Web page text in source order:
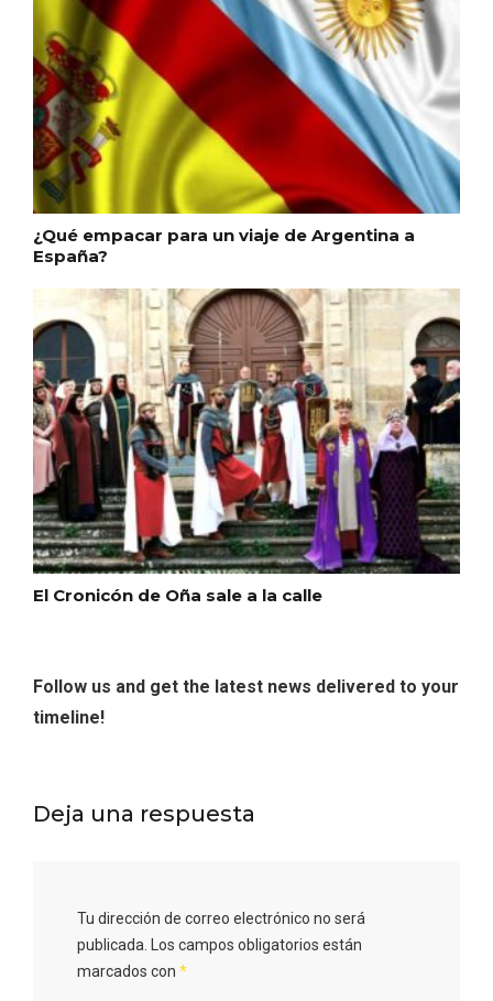
¿Qué empacar para un viaje de Argentina a
España?
El Cronicón de Oña sale a la calle
Follow us and get the latest news delivered to your
timeline!
Deja una respuesta
Tu dirección de correo electrónico no será
publicada. Los campos obligatorios están
marcados con *
Feria del Vino de Toro 2026; descubre
“Otros Vinos de Toro”
V Feria Europea del Queso 2026 en
Serrada